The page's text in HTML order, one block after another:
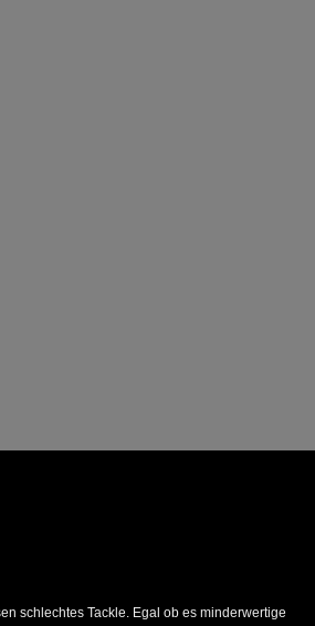
schlechtes Tackle. Egal ob es minderwertige